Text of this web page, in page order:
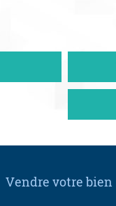
Vendre votre bien